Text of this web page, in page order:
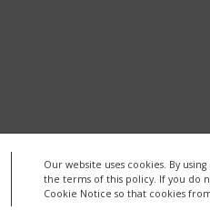
Our website uses cookies. By
the terms of this policy. If you do
Cookie Notice so that cookies
- triatlonchannel.com. Todos los